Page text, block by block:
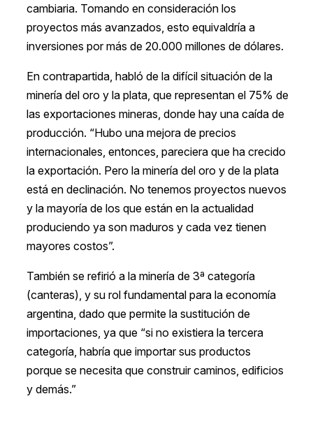
cambiaria. Tomando en consideración los
proyectos más avanzados, esto equivaldría a
inversiones por más de 20.000 millones de dólares.
En contrapartida, habló de la difícil situación de la
minería del oro y la plata, que representan el 75% de
las exportaciones mineras, donde hay una caída de
producción. “Hubo una mejora de precios
internacionales, entonces, pareciera que ha crecido
la exportación. Pero la minería del oro y de la plata
está en declinación. No tenemos proyectos nuevos
y la mayoría de los que están en la actualidad
produciendo ya son maduros y cada vez tienen
mayores costos”.
También se refirió a la minería de 3ª categoría
(canteras), y su rol fundamental para la economía
argentina, dado que permite la sustitución de
importaciones, ya que “si no existiera la tercera
categoría, habría que importar sus productos
porque se necesita que construir caminos, edificios
y demás.”